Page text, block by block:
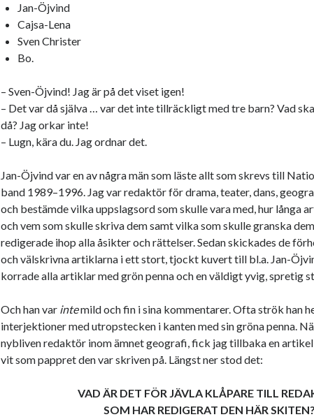
Jan-Öjvind
Cajsa-Lena
Sven Christer
Bo.
– Sven-Öjvind! Jag är på det viset igen!
– Det var då själva … var det inte tillräckligt med tre barn? Vad
då? Jag orkar inte!
– Lugn, kära du. Jag ordnar det.
Jan-Öjvind var en av några män som läste allt som skrevs till
band 1989–1996. Jag var redaktör för drama, teater, dans,
och bestämde vilka uppslagsord som skulle vara med, hur långa
och vem som skulle skriva dem samt vilka som skulle granska
redigerade ihop alla åsikter och rättelser. Sedan skickades de
och välskrivna artiklarna i ett stort, tjockt kuvert till bl.a. Jan-
korrade alla artiklar med grön penna och en väldigt yvig, spretig
Och han var intemild och fin i sina kommentarer. Ofta strök han
interjektioner med utropstecken i kanten med sin gröna penna.
nybliven redaktör inom ämnet geografi, fick jag tillbaka en artikel
vit som pappret den var skriven på. Längst ner stod det:
VAD ÄR DET FÖR JÄVLA KLÅPARE TILL
SOM HAR REDIGERAT DEN HÄR SKITEN?